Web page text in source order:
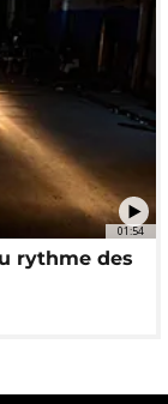
01:54
rythme des